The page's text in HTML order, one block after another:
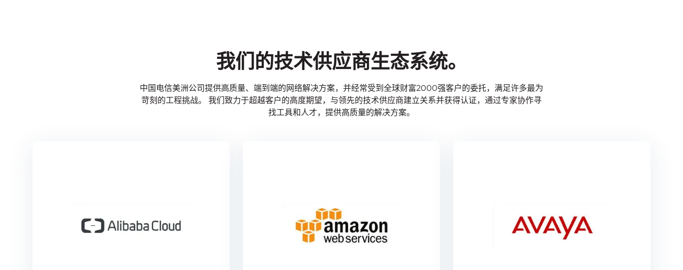
我们的技术供应商生态系统。
中国电信美洲公司提供高质量、端到端的网络解决方案，并经常受到全球财富2000强客户的委托，满足许多最为
苛刻的工程挑战。 我们致力于超越客户的高度期望，与领先的技术供应商建立关系并获得认证，通过专家协作寻
找工具和人才，提供高质量的解决方案。